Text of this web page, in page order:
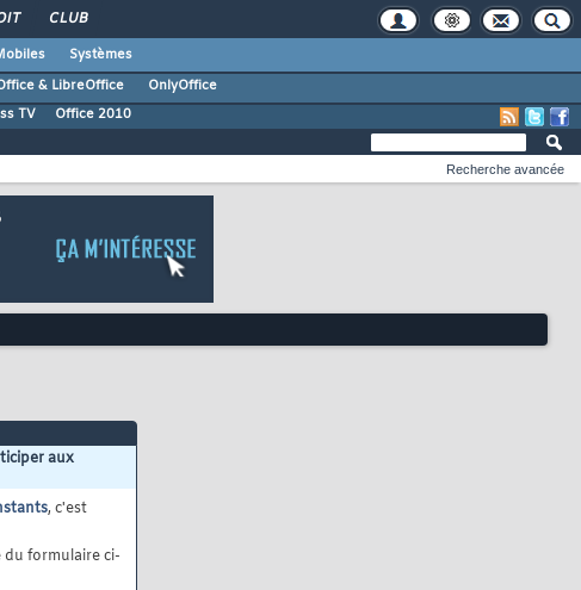
CLUB
Systèmes
& LibreOffice
OnlyOffice
TV Office 2010
Recherche avancée
aux
, c'est
du formulaire ci-